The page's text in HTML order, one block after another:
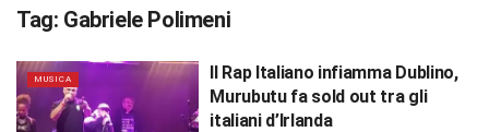
Tag: Gabriele Polimeni
MUSICA
Il Rap Italiano infiamma Dublino,
Murubutu fa sold out tra gli
italiani d’Irlanda